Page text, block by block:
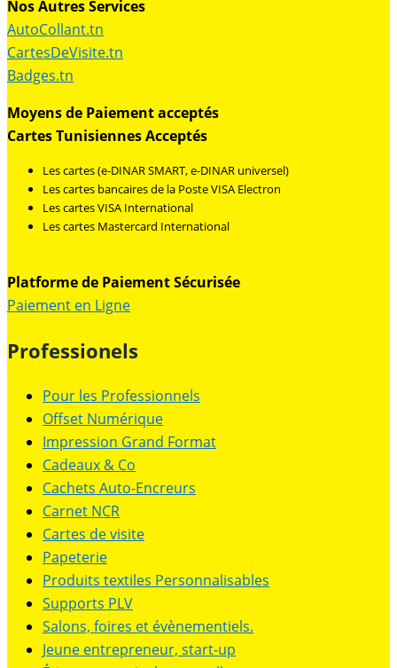
Nos Autres Services
AutoCollant.tn
CartesDeVisite.tn
Badges.tn
Moyens de Paiement acceptés
Cartes Tunisiennes Acceptés
Les cartes (e-DINAR SMART, e-DINAR universel)
Les cartes bancaires de la Poste VISA Electron
Les cartes VISA International
Les cartes Mastercard International
Platforme de Paiement Sécurisée
Paiement en Ligne
Professionels
Pour les Professionnels
Offset Numérique
Impression Grand Format
Cadeaux & Co
Cachets Auto-Encreurs
Carnet NCR
Cartes de visite
Papeterie
Produits textiles Personnalisables
Supports PLV
Salons, foires et évènementiels.
Jeune entrepreneur, start-up